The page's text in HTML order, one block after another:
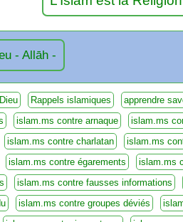
- Allāh -
Rappels islamiques apprendre
islam.ms contre arnaque islam.ms
islam.ms contre charlatan islam.ms
islam.ms contre égarements islam.ms
islam.ms contre fausses informations
islam.ms contre groupes déviés